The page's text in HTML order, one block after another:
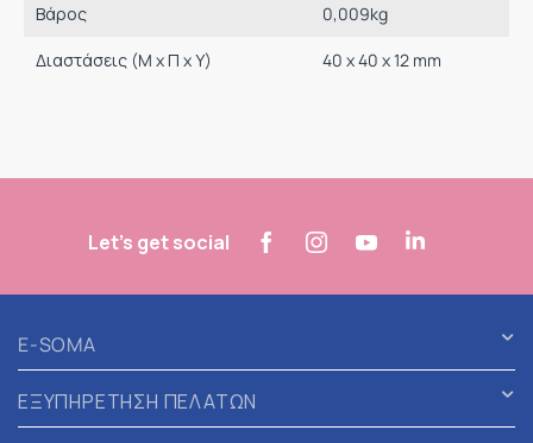
Βάρος 0,009kg
Διαστάσεις (M x Π x Υ) 40 x 40 x 12 mm
Let's get social
E-SOMA
ΕΞΥΠΗΡΕΤΗΣΗ ΠΕΛΑΤΩΝ